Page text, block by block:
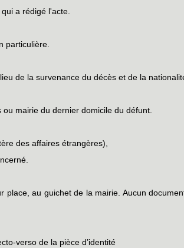
a rédigé l'acte.
particulière.
de la survenance du décès et de la
mairie du dernier domicile du défunt.
des affaires étrangères),
au guichet de la mairie. Aucun
verso de la pièce d’identité